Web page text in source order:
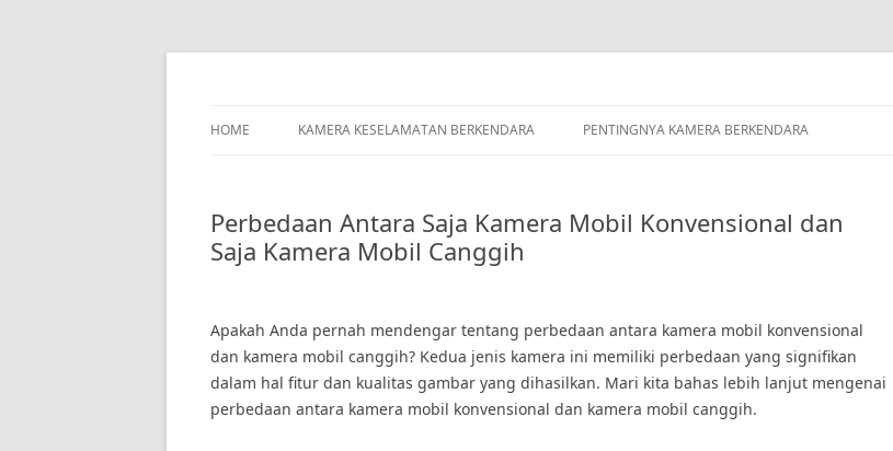
Skip
HOME KAMERA KESELAMATAN BERKENDARA PENTINGNYA KAMERA BERKENDARA
Perbedaan Antara Saja Kamera Mobil Konvensional dan
Saja Kamera Mobil Canggih
Apakah Anda pernah mendengar tentang perbedaan antara kamera mobil konvensional
dan kamera mobil canggih? Kedua jenis kamera ini memiliki perbedaan yang signifikan
dalam hal fitur dan kualitas gambar yang dihasilkan. Mari kita bahas lebih lanjut mengenai
perbedaan antara kamera mobil konvensional dan kamera mobil canggih.